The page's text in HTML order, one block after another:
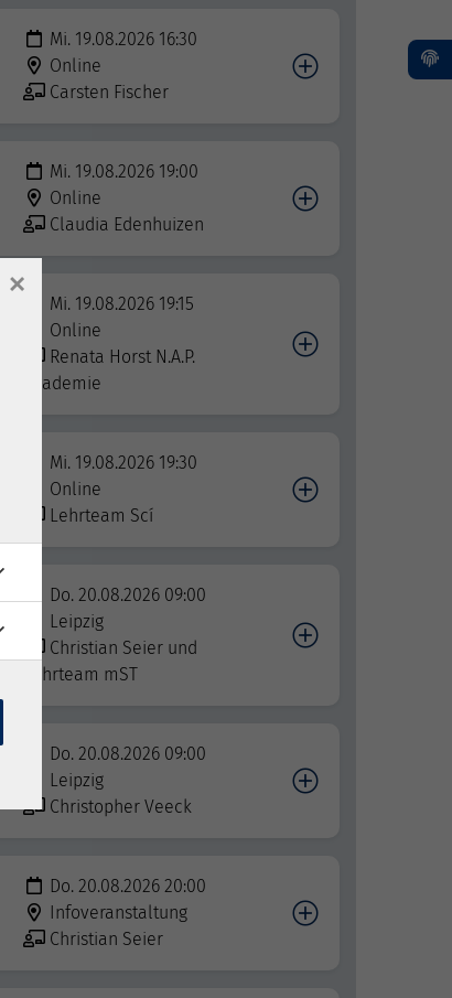
Mi. 19.08.2026 16:30
Online
Carsten Fischer
Mi. 19.08.2026 19:00
Online
Claudia Edenhuizen
Mi. 19.08.2026 19:15
Online
Renata Horst N.A.P.
Akademie
Mi. 19.08.2026 19:30
Online
Lehrteam Scí
Do. 20.08.2026 09:00
Leipzig
Christian Seier und
Lehrteam mST
Do. 20.08.2026 09:00
Leipzig
Christopher Veeck
Do. 20.08.2026 20:00
Infoveranstaltung
Christian Seier
×